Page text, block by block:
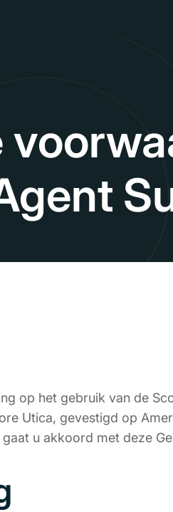
op het gebruik van de
Utica, gevestigd op
u akkoord met deze